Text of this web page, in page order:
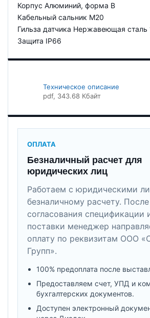
Корпус Алюминий, форма B
Кабельный сальник M20
Гильза датчика Нержавеющая сталь
Защита IP66
Техническое описание
pdf, 343.68 Кбайт
ОПЛАТА
Безналичный расчет для
юридических лиц
Работаем с юридическими
безналичному расчету. После
согласования спецификации
поставки менеджер
оплату по реквизитам ООО
Групп».
100% предоплата после
Предоставляем счет, УПД и
бухгалтерских документов.
Доступен электронный